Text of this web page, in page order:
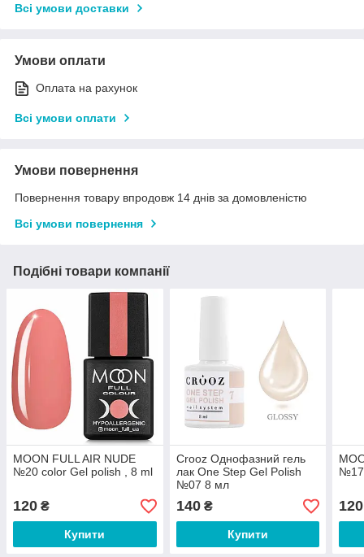
Всі умови доставки
Умови оплати
Оплата на рахунок
Всі умови оплати
Умови повернення
Повернення товару впродовж 14 днів за домовленістю
Всі умови повернення
Подібні товари компанії
MOON FULL AIR NUDE
№20 color Gel polish , 8 ml
120 ₴
Купити
Crooz Однофазний гель
лак One Step Gel Polish
№07 8 мл
140₴
Купити
№17
120